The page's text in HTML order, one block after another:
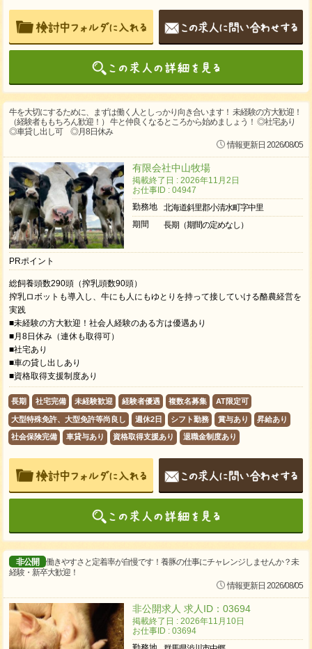
牛を大切にするために、まずは働く人としっかり向き合います！ 未経験の方大歓迎！
（経験者ももちろん歓迎！） 牛と仲良くなるところから始めましょう！ ◎社宅あり
◎車貸し出し可 ◎月8日休み
情報更新日 2026/08/05
有限会社中山牧場
掲載終了日 : 2026年11月2日
お仕事ID : 04947
勤務地
北海道斜里郡小清水町字中里
期間
長期（期間の定めなし）
PRポイント
総飼養頭数290頭（搾乳頭数90頭）
搾乳ロボットも導入し、牛にも人にもゆとりを持って接していける酪農経営を
実践
■未経験の方大歓迎！社会人経験のある方は優遇あり
■月8日休み（連休も取得可）
■社宅あり
■車の貸し出しあり
■資格取得支援制度あり
長期 社宅完備 未経験歓迎 経験者優遇 複数名募集 AT限定可
大型特殊免許、大型免許等尚良し 週休2日 シフト勤務 賞与あり 昇給あり
社会保険完備 車貸与あり 資格取得支援あり 退職金制度あり
非公開
働きやすさと定着率が自慢です！養豚の仕事にチャレンジしませんか？未
経験・新卒大歓迎！
情報更新日 2026/08/05
非公開求人 求人ID：03694
掲載終了日 : 2026年11月10日
お仕事ID : 03694